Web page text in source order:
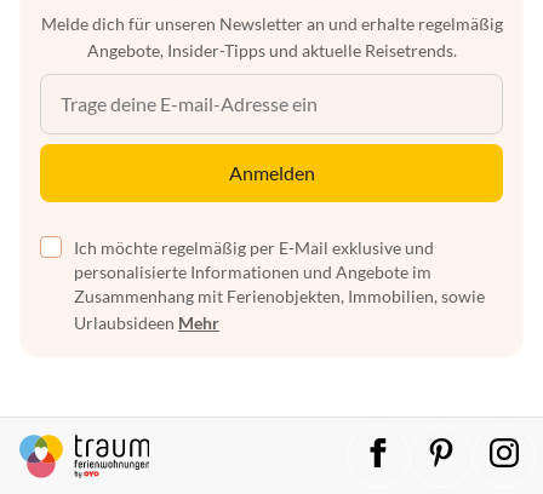
Melde dich für unseren Newsletter an und erhalte regelmäßig
Angebote, Insider-Tipps und aktuelle Reisetrends.
Anmelden
Ich möchte regelmäßig per E-Mail exklusive und
personalisierte Informationen und Angebote im
Zusammenhang mit Ferienobjekten, Immobilien, sowie
Urlaubsideen Mehr